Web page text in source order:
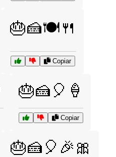
🎂🍰🍽️🍴
Copiar
🎂🍰🎈🍦
Copiar
🎂🍰🎈🎉🎀